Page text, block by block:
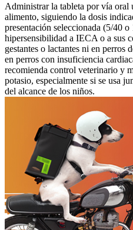
Administrar la tableta por vía oral
alimento, siguiendo la dosis
presentación seleccionada (5/40
hipersensibilidad a IECA o a sus
gestantes o lactantes ni en perros
en perros con insuficiencia
recomienda control veterinario y
potasio, especialmente si se usa
del alcance de los niños.